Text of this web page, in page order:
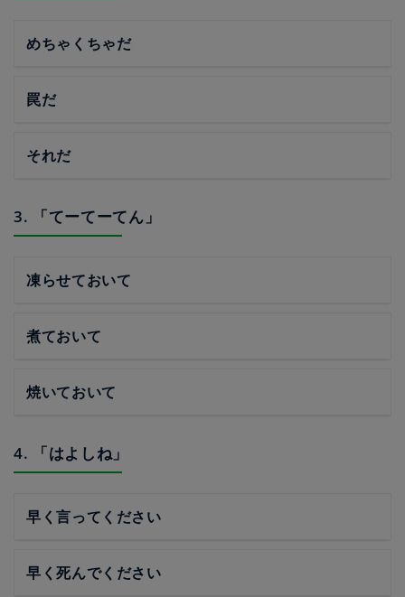
めちゃくちゃだ
罠だ
それだ
3. 「てーてーてん」
凍らせておいて
煮ておいて
焼いておいて
4. 「はよしね」
早く言ってください
早く死んでください